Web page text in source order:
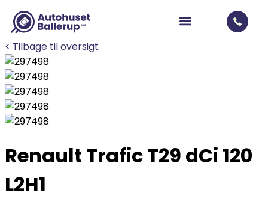
< Tilbage til oversigt
Renault Trafic T29 dCi 120
L2H1